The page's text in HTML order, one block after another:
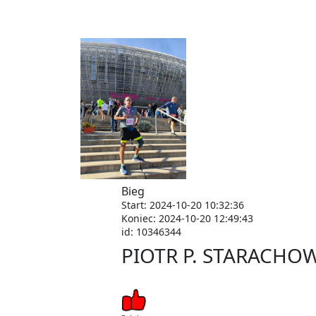
Bieg
Start: 2024-10-20 10:32:36
Koniec: 2024-10-20 12:49:43
id: 10346344
PIOTR P.